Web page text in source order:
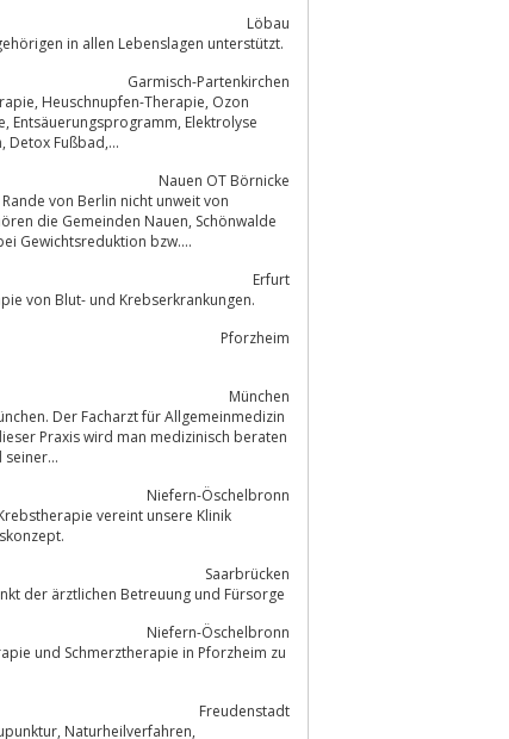
Löbau
Pflegedienst, der Sie und Ihre Angehörigen in allen Lebenslagen unterstützt.
Garmisch-Partenkirchen
Heuschnupfen-Therapie, Ozon
Fußbad Behandlung, Baunscheidtieren(Tennisarm, Gelenkentzündungen), Entgiften, Detox Fußbad,...
Nauen OT Börnicke
von Berlin nicht unweit von
Gewichtsreduktion bzw....
Erfurt
Erfurt, Diagnostik und Therapie von Blut- und Krebserkrankungen.
Pforzheim
München
Der Facharzt für Allgemeinmedizin
Niefern-Öschelbronn
Saarbrücken
der ärztlichen Betreuung und Fürsorge
Niefern-Öschelbronn
Freudenstadt